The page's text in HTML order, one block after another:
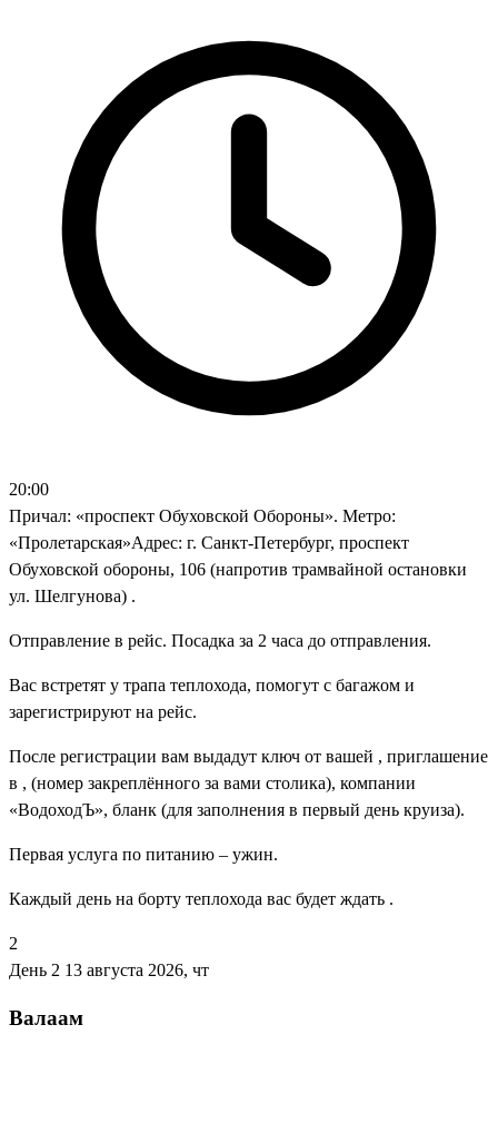
20:00
Причал: «проспект Обуховской Обороны». Метро:
«Пролетарская»Адрес: г. Санкт-Петербург, проспект
Обуховской обороны, 106 (напротив трамвайной остановки
ул. Шелгунова) .
Отправление в рейс. Посадка за 2 часа до отправления.
Вас встретят у трапа теплохода, помогут с багажом и
зарегистрируют на рейс.
После регистрации вам выдадут ключ от вашей , приглашение
в , (номер закреплённого за вами столика), компании
«ВодоходЪ», бланк (для заполнения в первый день круиза).
Первая услуга по питанию – ужин.
Каждый день на борту теплохода вас будет ждать .
2
День 2 13 августа 2026, чт
Валаам